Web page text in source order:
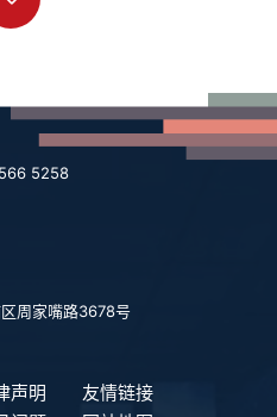
5258
周家嘴路3678号
声明
友情链接